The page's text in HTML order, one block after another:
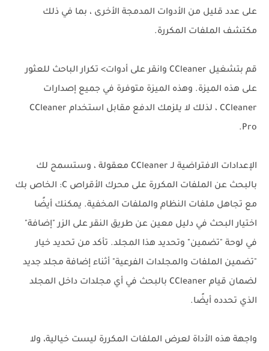
على عدد قليل من الأدوات المدمجة الأخرى ، بما في ذلك
مكتشف الملفات المكررة.
قم بتشغيل CCleaner وانقر على أدوات> تكرار الباحث للعثور
على هذه الميزة. وهذه الميزة متوفرة في جميع إصدارات
CCleaner ، لذلك لا يلزمك الدفع مقابل استخدام CCleaner
Pro.
الإعدادات الافتراضية لـ CCleaner معقولة ، وستسمح لك
بالبحث عن الملفات المكررة على محرك الأقراص C: الخاص بك
مع تجاهل ملفات النظام والملفات المخفية. يمكنك أيضًا
اختيار البحث في دليل معين عن طريق النقر على الزر "إضافة"
في لوحة "تضمين" وتحديد هذا المجلد. تأكد من تحديد خيار
"تضمين الملفات والمجلدات الفرعية" أثناء إضافة مجلد جديد
لضمان قيام CCleaner بالبحث في أي مجلدات داخل المجلد
الذي تحدده أيضًا.
واجهة هذه الأداة لعرض الملفات المكررة ليست خيالية، ولا